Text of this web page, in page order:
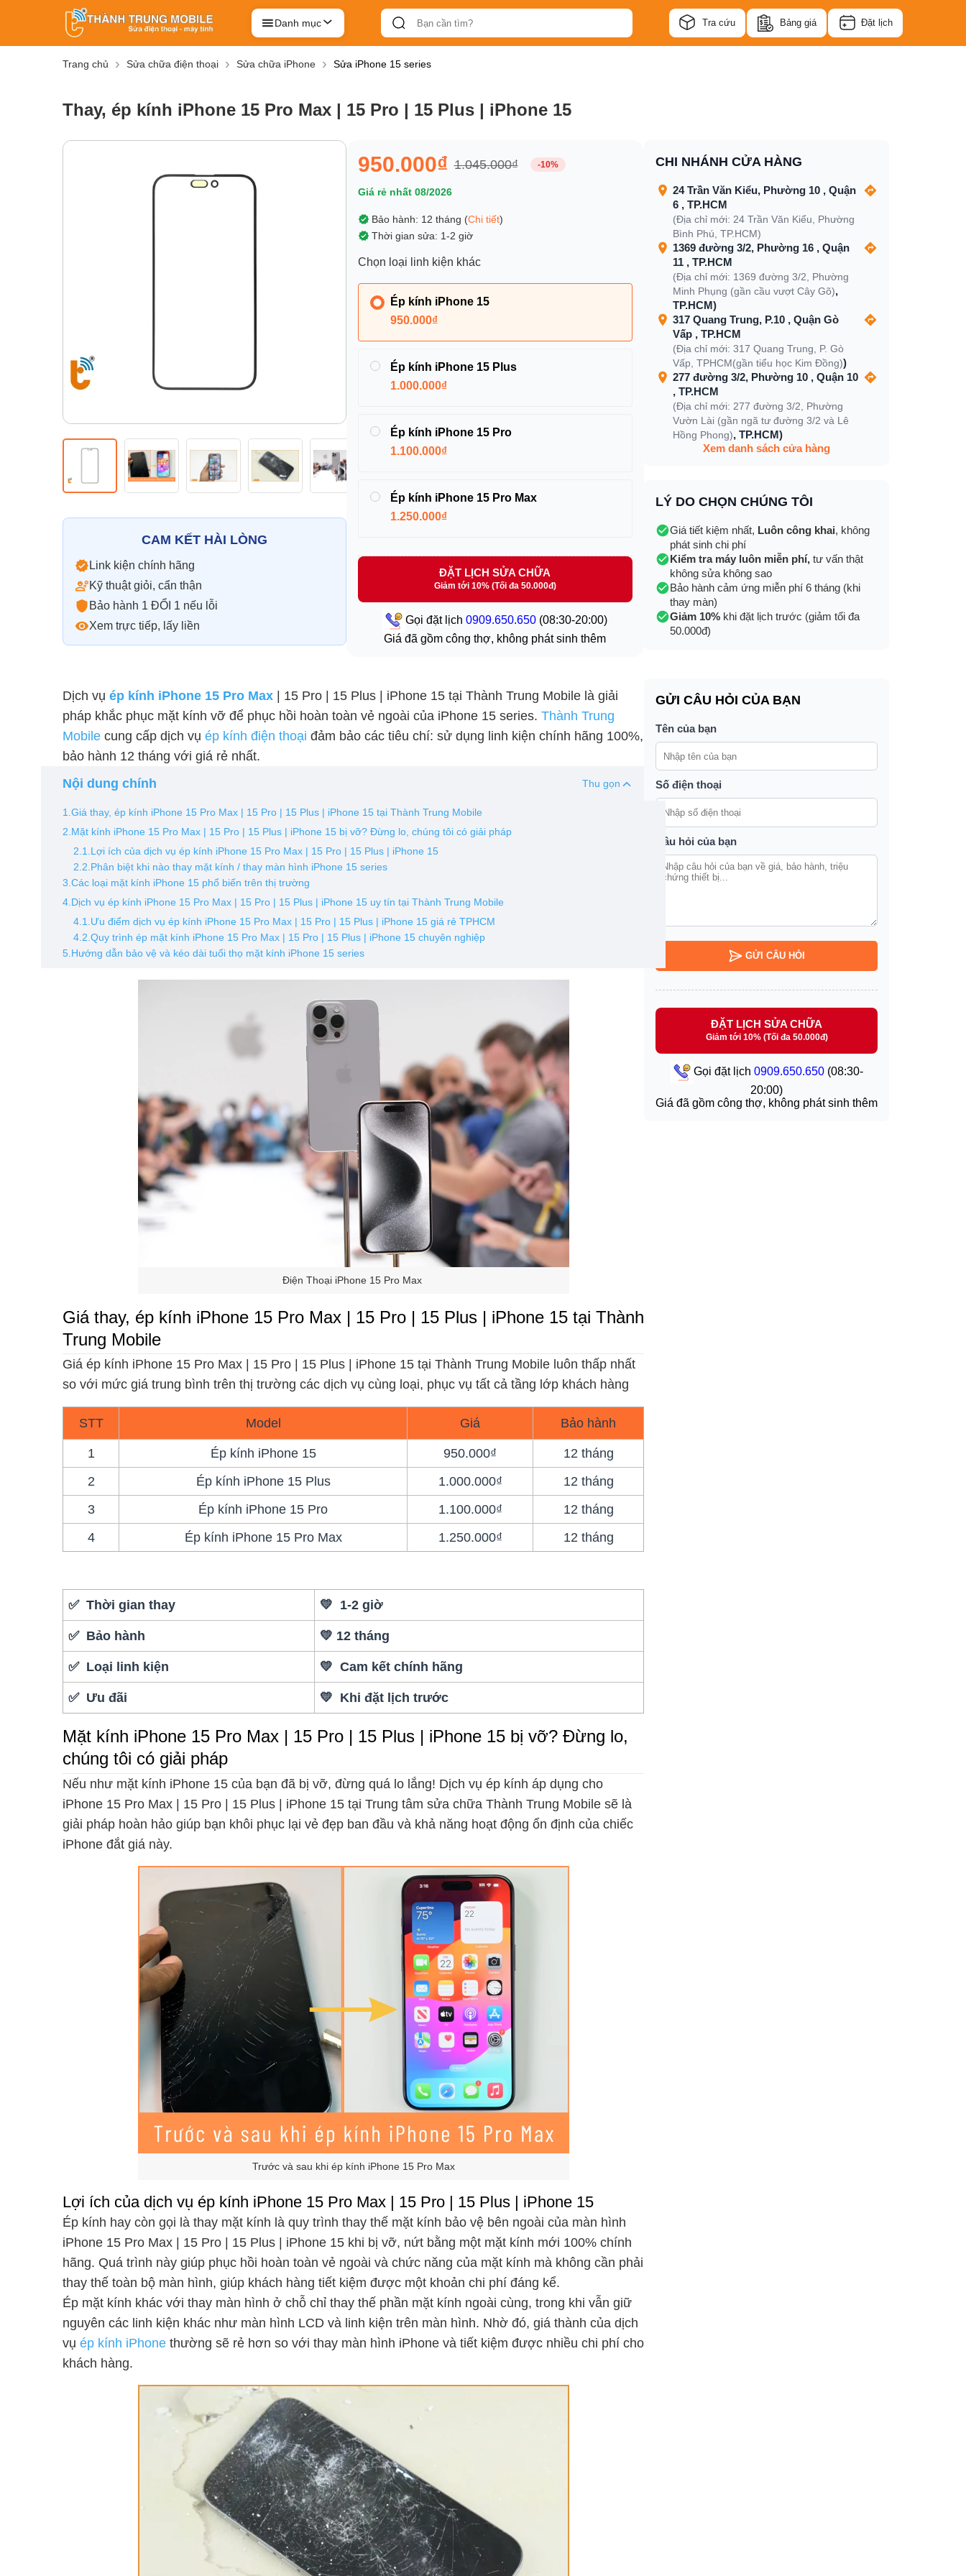
Danh mục Tra cứu Bảng giá Đặt lịch
Trang chủ Sửa chữa điện thoại Sửa chữa iPhone Sửa iPhone 15 series
Thay, ép kính iPhone 15 Pro Max | 15 Pro | 15 Plus | iPhone 15
CAM KẾT HÀI LÒNG
Link kiện chính hãng
Kỹ thuật giỏi, cẩn thận
Bảo hành 1 ĐỔI 1 nếu lỗi
Xem trực tiếp, lấy liền
950.000₫ 1.045.000₫ -10%
Giá rẻ nhất 08/2026
Bảo hành: 12 tháng (Chi tiết)
Thời gian sửa: 1-2 giờ
Chọn loại linh kiện khác
Ép kính iPhone 15
950.000₫
Ép kính iPhone 15 Plus
1.000.000₫
Ép kính iPhone 15 Pro
1.100.000₫
Ép kính iPhone 15 Pro Max
1.250.000₫
ĐẶT LỊCH SỬA CHỮA
Giảm tới 10% (Tối đa 50.000đ)
Gọi đặt lịch0909.650.650 (08:30-20:00)
Giá đã gồm công thợ, không phát sinh thêm
Dịch vụ ép kính iPhone 15 Pro Max
| 15 Pro | 15 Plus | iPhone 15 tại Thành Trung Mobile là giải
pháp khắc phục mặt kính vỡ để phục hồi hoàn toàn vẻ ngoài của iPhone 15 series. Thành Trung
Mobile cung cấp dịch vụ ép kính điện thoại đảm bảo các tiêu chí: sử dụng linh kiện chính hãng 100%,
bảo hành 12 tháng với giá rẻ nhất.
Nội dung chính
Thu gọn
1.Giá thay, ép kính iPhone 15 Pro Max | 15 Pro | 15 Plus | iPhone 15 tại Thành Trung Mobile
2.Mặt kính iPhone 15 Pro Max | 15 Pro | 15 Plus | iPhone 15 bị vỡ? Đừng lo, chúng tôi có giải pháp
2.1.Lợi ích của dịch vụ ép kính iPhone 15 Pro Max | 15 Pro | 15 Plus | iPhone 15
2.2.Phân biệt khi nào thay mặt kính / thay màn hình iPhone 15 series
3.Các loại mặt kính iPhone 15 phổ biến trên thị trường
4.Dịch vụ ép kính iPhone 15 Pro Max | 15 Pro | 15 Plus | iPhone 15 uy tín tại Thành Trung Mobile
4.1.Ưu điểm dịch vụ ép kính iPhone 15 Pro Max | 15 Pro | 15 Plus | iPhone 15 giá rẻ TPHCM
4.2.Quy trình ép mặt kính iPhone 15 Pro Max | 15 Pro | 15 Plus | iPhone 15 chuyên nghiệp
5.Hướng dẫn bảo vệ và kéo dài tuổi thọ mặt kính iPhone 15 series
Điện Thoại iPhone 15 Pro Max
Giá thay, ép kính iPhone 15 Pro Max | 15 Pro | 15 Plus | iPhone 15 tại Thành
Trung Mobile
Giá ép kính iPhone 15 Pro Max | 15 Pro | 15 Plus | iPhone 15 tại Thành Trung Mobile luôn thấp nhất
so với mức giá trung bình trên thị trường các dịch vụ cùng loại, phục vụ tất cả tầng lớp khách hàng
STT Model Giá Bảo hành
1 Ép kính iPhone 15 950.000₫
12 tháng
2
Ép kính iPhone 15 Plus 1.000.000₫
12 tháng
3
Ép kính iPhone 15 Pro 1.100.000₫
12 tháng
4
Ép kính iPhone 15 Pro Max 1.250.000₫ 12 tháng
✅ Thời gian thay 💛 1-2 giờ
✅ Bảo hành 💛 12 tháng
✅ Loại linh kiện 💛 Cam kết chính hãng
✅ Ưu đãi 💛 Khi đặt lịch trước
Mặt kính iPhone 15 Pro Max | 15 Pro | 15 Plus | iPhone 15 bị vỡ? Đừng lo,
chúng tôi có giải pháp
Nếu như mặt kính iPhone 15 của bạn đã bị vỡ, đừng quá lo lắng! Dịch vụ ép kính áp dụng cho
iPhone 15 Pro Max | 15 Pro | 15 Plus | iPhone 15 tại Trung tâm sửa chữa Thành Trung Mobile sẽ là
giải pháp hoàn hảo giúp bạn khôi phục lại vẻ đẹp ban đầu và khả năng hoạt động ổn định của chiếc
iPhone đắt giá này.
Trước và sau khi ép kính iPhone 15 Pro Max
Lợi ích của dịch vụ ép kính iPhone 15 Pro Max | 15 Pro | 15 Plus | iPhone 15
Ép kính hay còn gọi là thay mặt kính là quy trình thay thế mặt kính bảo vệ bên ngoài của màn hình
iPhone 15 Pro Max | 15 Pro | 15 Plus | iPhone 15 khi bị vỡ, nứt bằng một mặt kính mới 100% chính
hãng. Quá trình này giúp phục hồi hoàn toàn vẻ ngoài và chức năng của mặt kính mà không cần phải
thay thế toàn bộ màn hình, giúp khách hàng tiết kiệm được một khoản chi phí đáng kể.
Ép mặt kính khác với thay màn hình ở chỗ chỉ thay thế phần mặt kính ngoài cùng, trong khi vẫn giữ
nguyên các linh kiện khác như màn hình LCD và linh kiện trên màn hình. Nhờ đó, giá thành của dịch
vụ ép kính iPhone thường sẽ rẻ hơn so với thay màn hình iPhone và tiết kiệm được nhiều chi phí cho
khách hàng.
CHI NHÁNH CỬA HÀNG
24 Trần Văn Kiểu, Phường 10 , Quận
6 , TP.HCM
(Địa chỉ mới: 24 Trần Văn Kiểu, Phường
Bình Phú, TP.HCM)
1369 đường 3/2, Phường 16 , Quận
11 , TP.HCM
(Địa chỉ mới: 1369 đường 3/2, Phường
Minh Phụng (gần cầu vượt Cây Gõ),
TP.HCM)
317 Quang Trung, P.10 , Quận Gò
Vấp , TP.HCM
(Địa chỉ mới: 317 Quang Trung, P. Gò
Vấp, TPHCM(gần tiểu học Kim Đồng))
277 đường 3/2, Phường 10 , Quận 10
, TP.HCM
(Địa chỉ mới: 277 đường 3/2, Phường
Vườn Lài (gần ngã tư đường 3/2 và Lê
Hồng Phong), TP.HCM)
Xem danh sách cửa hàng
LÝ DO CHỌN CHÚNG TÔI
Giá tiết kiệm nhất, Luôn công khai, không
phát sinh chi phí
Kiểm tra máy luôn miễn phí, tư vấn thật
không sửa không sao
Bảo hành cảm ứng miễn phí 6 tháng (khi
thay màn)
Giảm 10% khi đặt lịch trước (giảm tối đa
50.000đ)
GỬI CÂU HỎI CỦA BẠN
Tên của bạn
Số điện thoại
Câu hỏi của bạn
GỬI CÂU HỎI
ĐẶT LỊCH SỬA CHỮA
Giảm tới 10% (Tối đa 50.000đ)
Gọi đặt lịch 0909.650.650(08:30-
20:00)
Giá đã gồm công thợ, không phát sinh thêm